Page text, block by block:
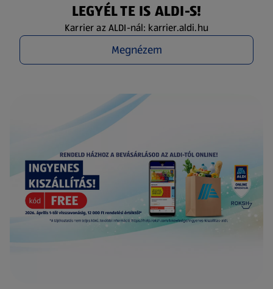
LEGYÉL TE IS ALDI-S!
Karrier az ALDI-nál: karrier.aldi.hu
Megnézem